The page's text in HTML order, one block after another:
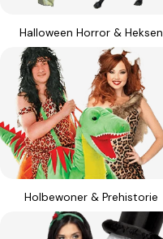
Halloween Horror & Heksen
Holbewoner & Prehistorie